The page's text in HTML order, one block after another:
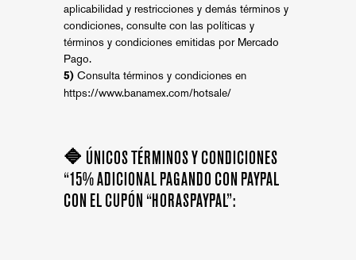
aplicabilidad y restricciones y demás términos y
condiciones, consulte con las políticas y
términos y condiciones emitidas por Mercado
Pago.
5) Consulta términos y condiciones en
https://www.banamex.com/hotsale/
🔷 ÚNICOS TÉRMINOS Y CONDICIONES
“15% ADICIONAL PAGANDO CON PAYPAL
CON EL CUPÓN “HORASPAYPAL”: